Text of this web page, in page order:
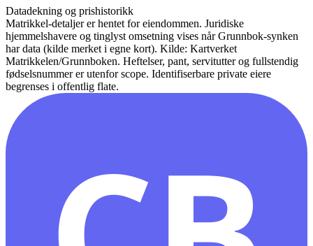
Datadekning og prishistorikk
Matrikkel-detaljer er hentet for eiendommen. Juridiske
hjemmelshavere og tinglyst omsetning vises når Grunnbok-synken
har data (kilde merket i egne kort). Kilde: Kartverket
Matrikkelen/Grunnboken. Heftelser, pant, servitutter og fullstendig
fødselsnummer er utenfor scope. Identifiserbare private eiere
begrenses i offentlig flate.